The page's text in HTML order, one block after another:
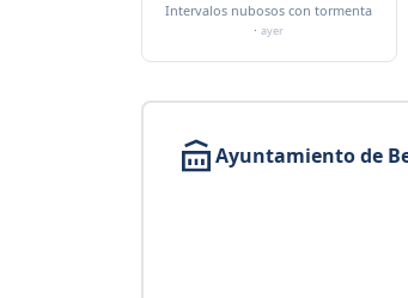
Intervalos nubosos con tormenta
·ayer
Ayuntamiento de